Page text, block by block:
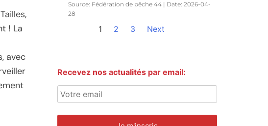
! La
avec
Source: Fédération de pêche 44
Date: 2026-04-
28
1 2 3 Next
Recevez nos actualités par email: